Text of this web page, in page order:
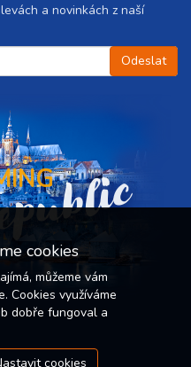
a novinkách z naší
cookies
můžeme vám
Cookies využíváme
dobře fungoval a
cookies